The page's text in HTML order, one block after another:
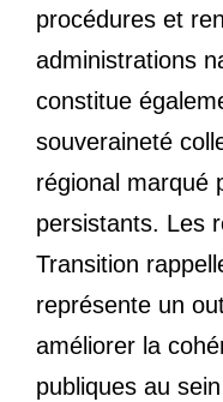
procédures et
administrations
constitue
souveraineté
régional marqué
persistants. Les
Transition
représente un
améliorer la
publiques au